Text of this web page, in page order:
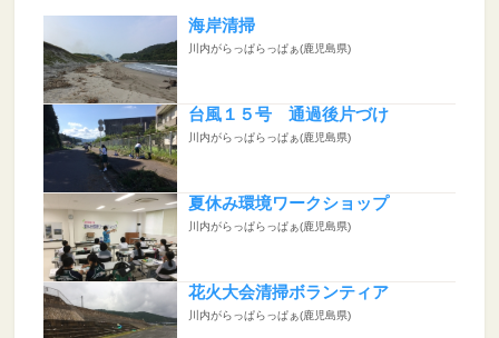
海岸清掃
川内がらっぱらっぱぁ(鹿児島県)
台風１５号 通過後片づけ
川内がらっぱらっぱぁ(鹿児島県)
夏休み環境ワークショップ
川内がらっぱらっぱぁ(鹿児島県)
花火大会清掃ボランティア
川内がらっぱらっぱぁ(鹿児島県)